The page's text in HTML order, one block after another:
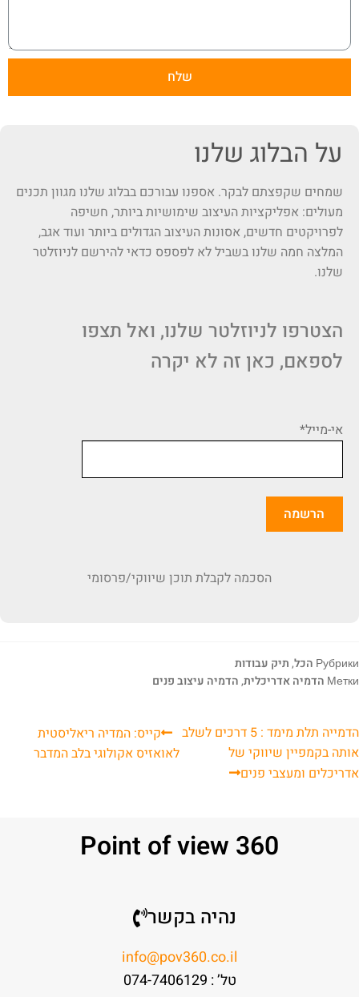
שלח
על הבלוג שלנו
שמחים שקפצתם לבקר. אספנו עבורכם בבלוג שלנו מגוון תכנים
מעולים: אפליקציות העיצוב שימושיות ביותר, חשיפה
לפרויקטים חדשים, אסונות העיצוב הגדולים ביותר ועוד אגב,
המלצה חמה שלנו בשביל לא לפספס כדאי להירשם לניוזלטר
שלנו.
הצטרפו לניוזלטר שלנו, ואל תצפו
לספאם, כאן זה לא יקרה
אי-מייל*
הסכמה לקבלת תוכן שיווקי/פרסומי
Рубрики הכל,תיק עבודות
Метки הדמיה אדריכלית,הדמיה עיצוב פנים
קייס: המדיה ריאליסטית
לאואזיס אקולוגי בלב המדבר
הדמייה תלת מימד : 5 דרכים לשלב
אותה בקמפיין שיווקי של
אדריכלים ומעצבי פנים
Point of view 360
נהיה בקשר
info@pov360.co.il
טל’ : 074-7406129